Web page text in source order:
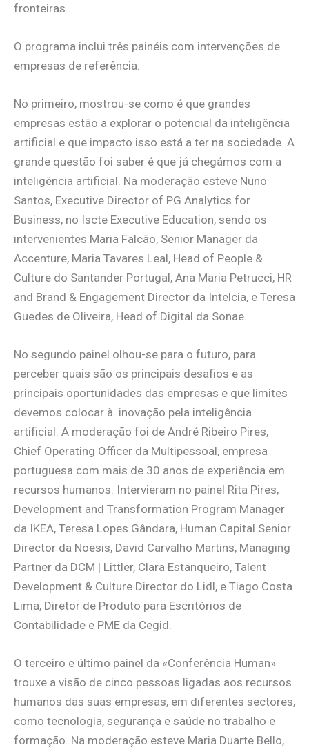
fronteiras.
O programa inclui três painéis com intervenções de
empresas de referência.
No primeiro, mostrou-se como é que grandes
empresas estão a explorar o potencial da inteligência
artificial e que impacto isso está a ter na sociedade. A
grande questão foi saber é que já chegámos com a
inteligência artificial. Na moderação esteve Nuno
Santos, Executive Director of PG Analytics for
Business, no Iscte Executive Education, sendo os
intervenientes Maria Falcão, Senior Manager da
Accenture, Maria Tavares Leal, Head of People &
Culture do Santander Portugal, Ana Maria Petrucci, HR
and Brand & Engagement Director da Intelcia, e Teresa
Guedes de Oliveira, Head of Digital da Sonae.
No segundo painel olhou-se para o futuro, para
perceber quais são os principais desafios e as
principais oportunidades das empresas e que limites
devemos colocar à inovação pela inteligência
artificial. A moderação foi de André Ribeiro Pires,
Chief Operating Officer da Multipessoal, empresa
portuguesa com mais de 30 anos de experiência em
recursos humanos. Intervieram no painel Rita Pires,
Development and Transformation Program Manager
da IKEA, Teresa Lopes Gândara, Human Capital Senior
Director da Noesis, David Carvalho Martins, Managing
Partner da DCM | Littler, Clara Estanqueiro, Talent
Development & Culture Director do Lidl, e Tiago Costa
Lima, Diretor de Produto para Escritórios de
Contabilidade e PME da Cegid.
O terceiro e último painel da «Conferência Human»
trouxe a visão de cinco pessoas ligadas aos recursos
humanos das suas empresas, em diferentes sectores,
como tecnologia, segurança e saúde no trabalho e
formação. Na moderação esteve Maria Duarte Bello,